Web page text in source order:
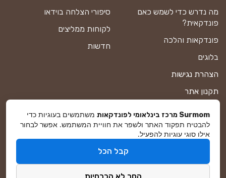
מה נדרש כדי לשמש כאם
פונדקאית?
פונדקאות והלכה
בלוגים
הצהרת נגישות
תקנון אתר
מפת אתר
סיפורי הצלחה בוידאו
לקוחות ממליצים
חדשות
Surmom מרכז בינלאומי לפונדקאות
משתמשים בעוגיות כדי
להבטיח תפקוד האתר ולשפר את חוויית המשתמש. אפשר לבחור
אילו סוגי עוגיות להפעיל.
קבל הכל